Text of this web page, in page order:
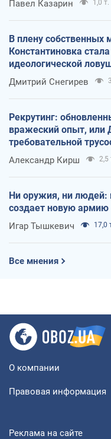
Павел Казарин 1,0 т.
В плену собственных
Константиновка
идеологической
оккупантов
Дмитрий Снегирев
Рекрутинг:
вражеский опыт, или
требовательной
Александр Кирш 2,5
Ни оружия, ни людей:
создает новую армию
Игар Тышкевич 17,0
Все мнения
О компании
Правовая информация
Реклама на сайте